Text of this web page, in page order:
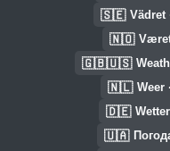
🇸🇪 Vädret
🇳🇴 Været
🇬🇧🇺🇸
🇳🇱 Weer
🇩🇪
🇺🇦